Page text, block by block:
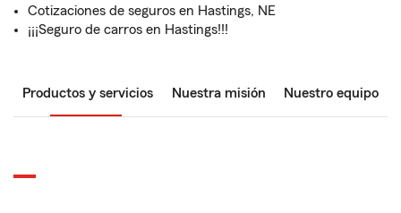
Cotizaciones de seguros en Hastings, NE
¡¡¡Seguro de carros en Hastings!!!
Productos y servicios Nuestra misión Nuestro equipo